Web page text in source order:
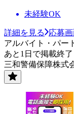
未経験OK
詳細を見る
応募
アルバイト・パー
あと1日で掲載終了
三和警備保障株式